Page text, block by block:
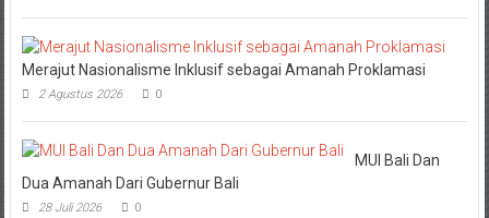
Merajut Nasionalisme Inklusif sebagai Amanah Proklamasi
2 Agustus 2026 0
MUI Bali Dan
Dua Amanah Dari Gubernur Bali
28 Juli 2026 0